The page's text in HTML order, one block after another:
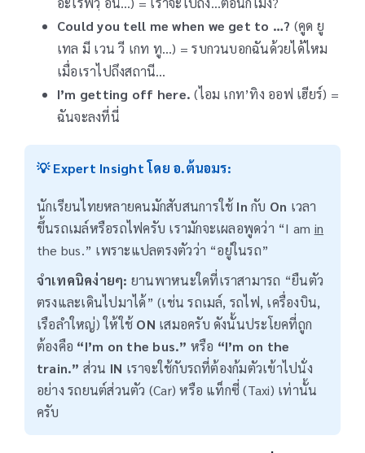
Could you tell me when we get to …? (คูด ยู
เทล มี เวน วี เกท ทู…) = รบกวนบอกฉันด้วยได้ไหม
เมื่อเราไปถึงสถานี…
I’m getting off here. (ไอม เกท’ทิง ออฟ เฮียร์) =
ฉันจะลงที่นี่
💡 Expert Insight โดย อ.ต้นอมร:
นักเรียนไทยหลายคนมักสับสนการใช้ In กับ On เวลา
ขึ้นรถเมล์หรือรถไฟครับ เรามักจะเผลอพูดว่า “I am in
the bus.” เพราะแปลตรงตัวว่า “อยู่ในรถ”
จำเทคนิคง่ายๆ: ยานพาหนะใดที่เราสามารถ “ยืนตัว
ตรงและเดินไปมาได้” (เช่น รถเมล์, รถไฟ, เครื่องบิน,
เรือลำใหญ่) ให้ใช้ ON เสมอครับ ดังนั้นประโยคที่ถูก
ต้องคือ “I’m on the bus.” หรือ “I’m on the
train.” ส่วน IN เราจะใช้กับรถที่ต้องก้มตัวเข้าไปนั่ง
อย่าง รถยนต์ส่วนตัว (Car) หรือ แท็กซี่ (Taxi) เท่านั้น
ครับ